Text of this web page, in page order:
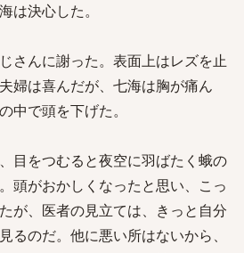
は決心した。
さんに謝った。表面上はレズを止
婦は喜んだが、七海は胸が痛ん
中で頭を下げた。
目をつむると夜空に羽ばたく蛾の
頭がおかしくなったと思い、こっ
が、医者の見立ては、きっと自分
るのだ。他に悪い所はないから、